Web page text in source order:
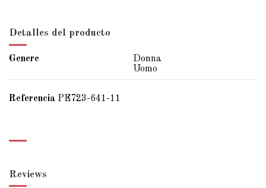
Detalles del producto
Genere
Donna
Uomo
Referencia PE723-641-11
Reviews